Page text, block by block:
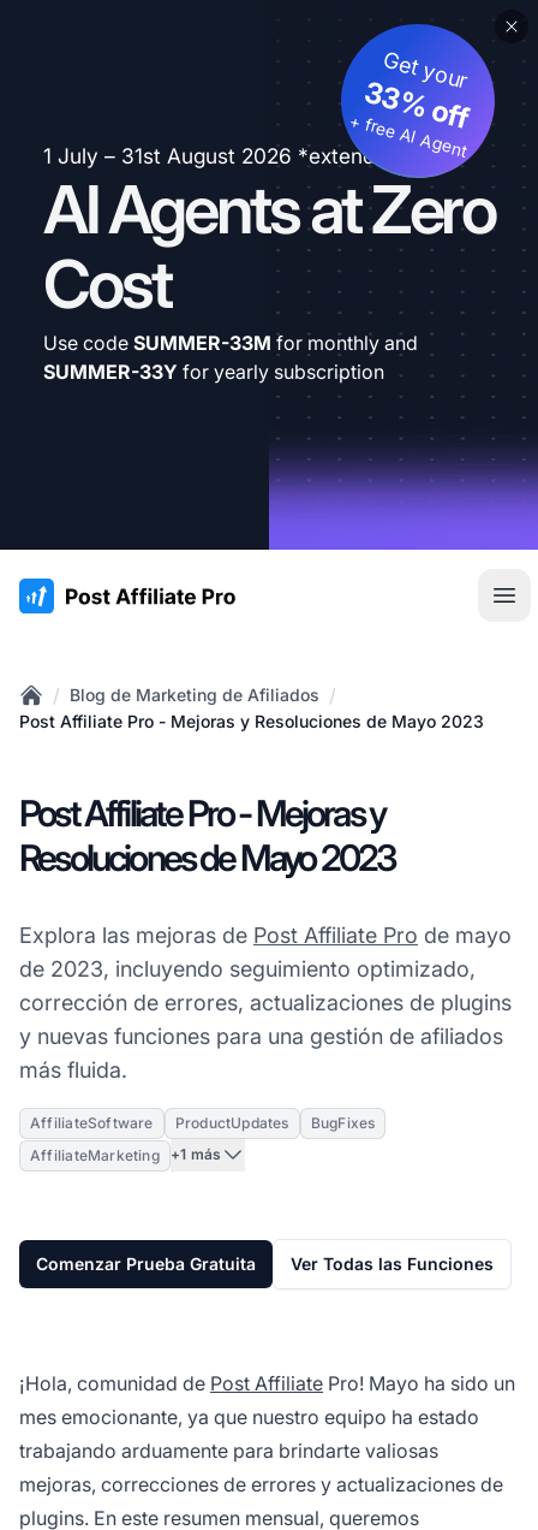
1 July – 31st August 2026 *extended
AI Agents at Zero
Cost
Get your
33% off
+ free AI Agent
Use code SUMMER-33M for monthly and
SUMMER-33Y for yearly subscription
:site.title
Home
/ Blog de Marketing de Afiliados /
Post Affiliate Pro - Mejoras y Resoluciones de Mayo 2023
Post Affiliate Pro - Mejoras y
Resoluciones de Mayo 2023
Explora las mejoras de Post Affiliate Pro de mayo
de 2023, incluyendo seguimiento optimizado,
corrección de errores, actualizaciones de plugins
y nuevas funciones para una gestión de afiliados
más fluida.
AffiliateSoftware ProductUpdates
BugFixes
AffiliateMarketing
+1 más
Comenzar Prueba Gratuita Ver Todas las Funciones
¡Hola, comunidad de Post Affiliate Pro! Mayo ha sido un
mes emocionante, ya que nuestro equipo ha estado
trabajando arduamente para brindarte valiosas
mejoras, correcciones de errores y actualizaciones de
plugins. En este resumen mensual, queremos